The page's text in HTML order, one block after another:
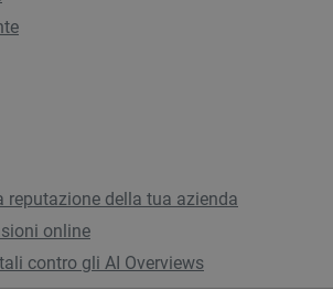
reputazione della tua azienda
online
contro gli AI Overviews